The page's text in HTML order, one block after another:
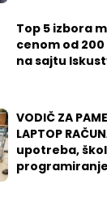
Top 5 izbora
cenom od
na sajtu
VODIČ ZA
LAPTOP
upotreba,